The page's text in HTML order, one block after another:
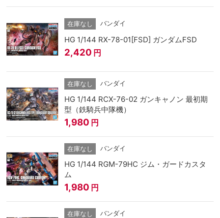
在庫なし バンダイ
HG 1/144 RX-78-01[FSD] ガンダムFSD
2,420 円
在庫なし バンダイ
HG 1/144 RCX-76-02 ガンキャノン 最初期
型（鉄騎兵中隊機）
1,980 円
在庫なし バンダイ
HG 1/144 RGM-79HC ジム・ガードカスタ
ム
1,980 円
在庫なし バンダイ